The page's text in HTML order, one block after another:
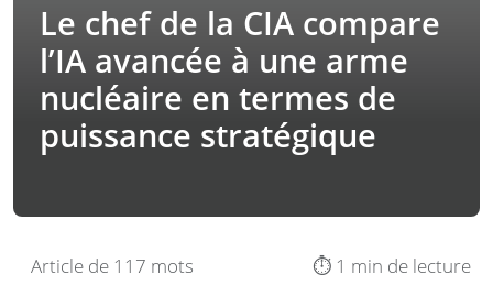
Le chef de la CIA compare
l’IA avancée à une arme
nucléaire en termes de
puissance stratégique
Article de 117 mots ⏱️ 1 min de lecture